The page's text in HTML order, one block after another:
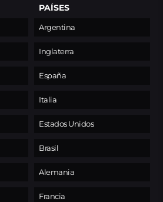
PAÍSES
Argentina
Inglaterra
España
Italia
Estados Unidos
Brasil
Alemania
Francia